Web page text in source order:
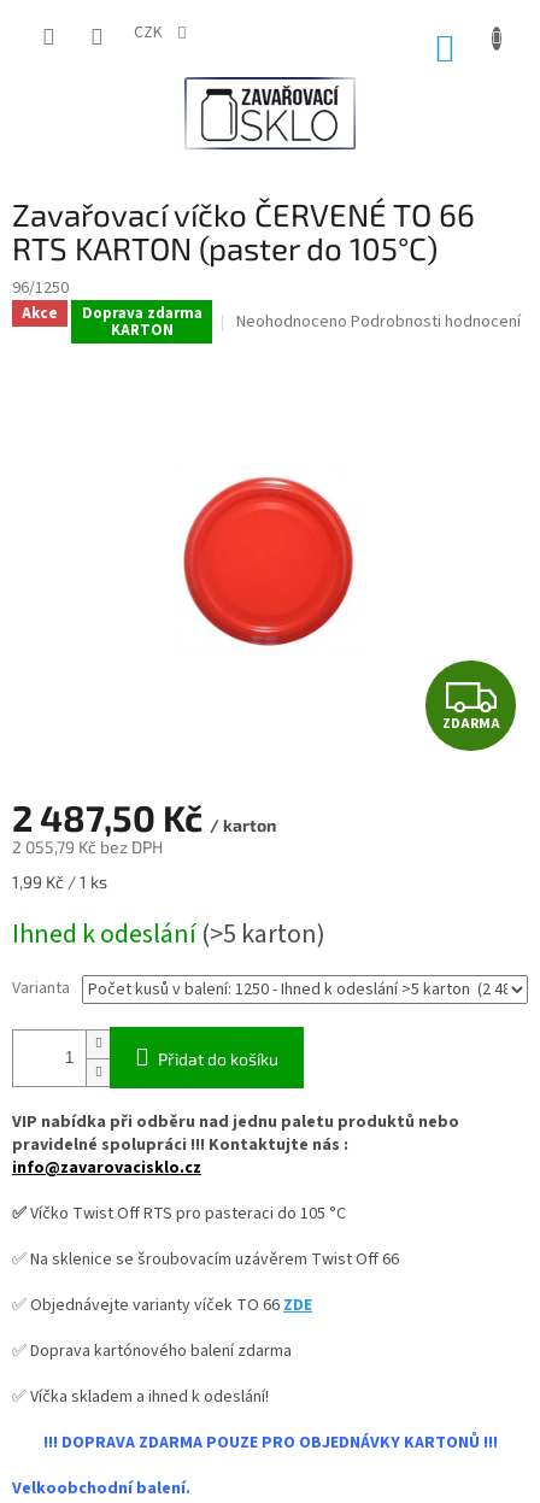
CZK
Zavařovací víčko ČERVENÉ TO 66
RTS KARTON (paster do 105°C)
96/1250
Akce Doprava zdarma
KARTON
Průměrné
hvězdiček.
Neohodnoceno Podrobnosti hodnocení
Z
D
ZDARMA
2 487,50 Kč / karton
2 055,79 Kč bez DPH
Měrná
1,99 Kč / 1 ks
Ihned k odeslání(>5 karton)
Varianta
Přidat do košíku
VIP nabídka při odběru nad jednu paletu produktů nebo
pravidelné spolupráci !!! Kontaktujte nás :
info@zavarovacisklo.cz
✅Víčko Twist Off RTS pro pasteraci do 105 °C
✅ Na sklenice se šroubovacím uzávěrem Twist Off 66
✅ Objednávejte varianty víček TO 66ZDE
✅ Doprava kartónového balení zdarma
✅ Víčka skladem a ihned k odeslání!
!!! DOPRAVA ZDARMA POUZE PRO OBJEDNÁVKY KARTONŮ !!!
Velkoobchodní balení.